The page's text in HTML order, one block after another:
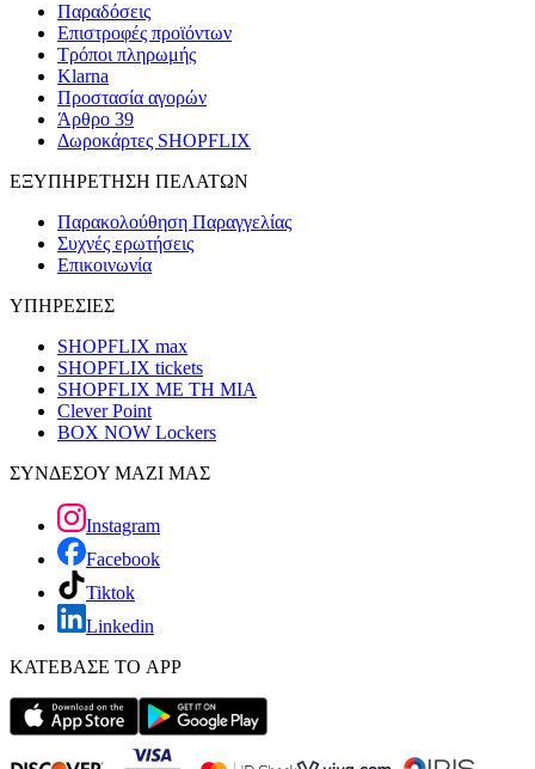
Παραδόσεις
Επιστροφές προϊόντων
Τρόποι πληρωμής
Klarna
Προστασία αγορών
Άρθρο 39
Δωροκάρτες SHOPFLIX
ΕΞΥΠΗΡΕΤΗΣΗ ΠΕΛΑΤΩΝ
Παρακολούθηση Παραγγελίας
Συχνές ερωτήσεις
Επικοινωνία
ΥΠΗΡΕΣΙΕΣ
SHOPFLIX max
SHOPFLIX tickets
SHOPFLIX ΜΕ ΤΗ ΜΙΑ
Clever Point
BOX NOW Lockers
ΣΥΝΔΕΣΟΥ ΜΑΖΙ ΜΑΣ
Instagram
Facebook
Tiktok
Linkedin
ΚΑΤΕΒΑΣΕ ΤΟ APP